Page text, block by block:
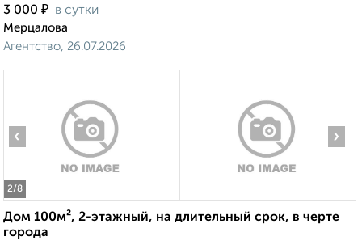
3 000 ₽ в сутки
Мерцалова
Агентство, 26.07.2026
2/8
‹ ›
Дом 100м², 2-этажный, на длительный срок, в черте
города